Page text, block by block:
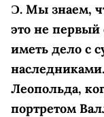
Ɔ. Мы знаем,
это не первый
иметь дело с
Леопольда,
портретом